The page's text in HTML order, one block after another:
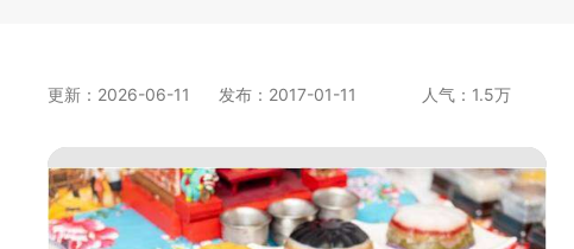
更新：2026-06-11 发布：2017-01-11 人气：1.5万